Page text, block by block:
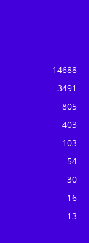
14688
3491
805
403
103
54
30
16
13